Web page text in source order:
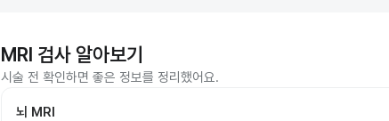
MRI 검사 알아보기
시술 전 확인하면 좋은 정보를 정리했어요.
뇌 MRI